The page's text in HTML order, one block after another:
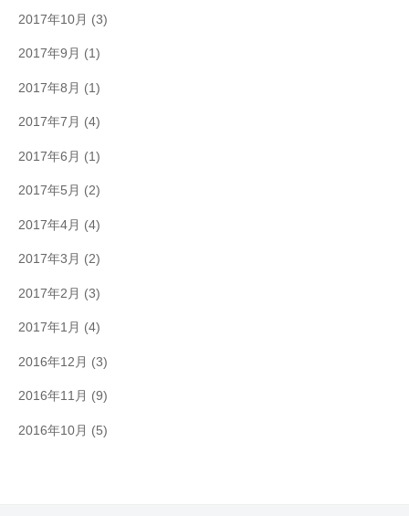
2017年10月 (3)
2017年9月 (1)
2017年8月 (1)
2017年7月 (4)
2017年6月 (1)
2017年5月 (2)
2017年4月 (4)
2017年3月 (2)
2017年2月 (3)
2017年1月 (4)
2016年12月 (3)
2016年11月 (9)
2016年10月 (5)